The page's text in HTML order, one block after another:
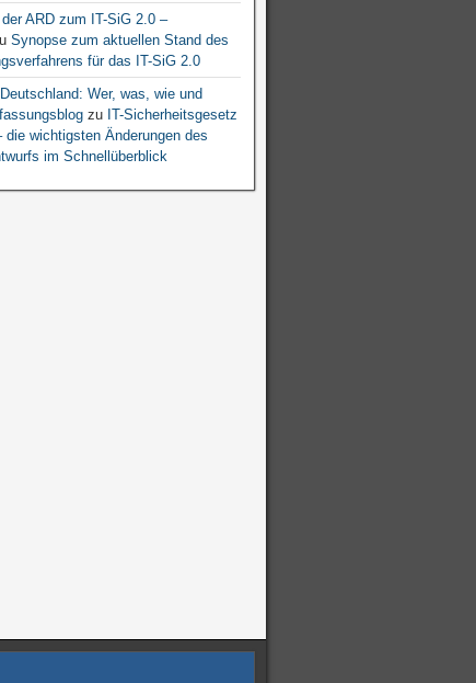
ARD zum IT-SiG 2.0 –
Synopse zum aktuellen Stand des
für das IT-SiG 2.0
Wer, was, wie und
zu IT-Sicherheitsgesetz
die wichtigsten Änderungen des
im Schnellüberblick